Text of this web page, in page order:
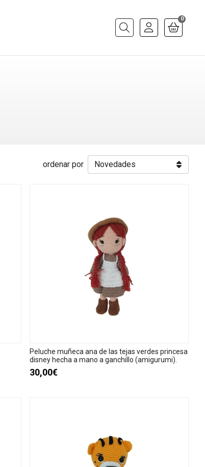
Buscar
0
ordenar por
Peluche muñeca ana de las tejas verdes princesa
disney hecha a mano a ganchillo (amigurumi).
30,00€